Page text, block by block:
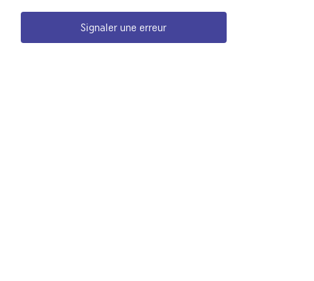
Signaler une erreur